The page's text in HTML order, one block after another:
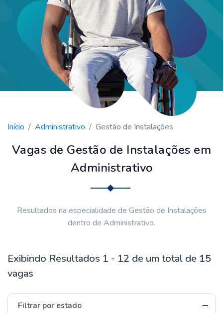
Início Administrativo Gestão de Instalações
Vagas de Gestão de Instalações em
Administrativo
Resultados na especialidade de Gestão de Instalações
dentro de Administrativo.
Exibindo Resultados 1 - 12 de um total de 15
vagas
Filtrar por estado